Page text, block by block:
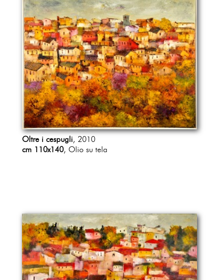
Raffaele De Grada, Tullio De Mauro, Almina Dovati Fusi,
Giovanni Faccenda, Mario Giannella, Mauro Innocenti,
Salvatore Italia, Paolo Levi, Domenico Montalto,
Riccardo Nencini, Tommaso Paloscia, Claudio Strinati,
Marcello Venturosi, e molti altri.
Oltre i cespugli, 2010
cm 110x140, Olio su tela